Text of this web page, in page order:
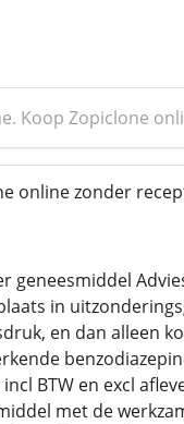
Koop Zopiclone
online zonder
geneesmiddel
in
en dan alleen
BTW en excl
met de